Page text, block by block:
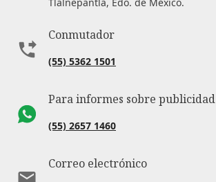
Conmutador
(55) 5362 1501
Para informes sobre publicidad
(55) 2657 1460
Correo electrónico